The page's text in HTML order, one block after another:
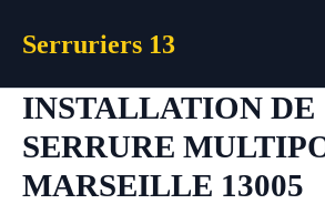
Serruriers 13
INSTALLATION DE
SERRURE
MARSEILLE 13005